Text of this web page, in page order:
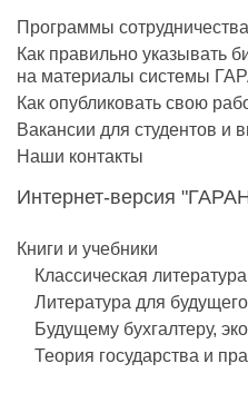
Программы сотрудничества
Как правильно указывать
на материалы системы
Как опубликовать свою
Вакансии для студентов и
Наши контакты
Интернет-версия
Книги и учебники
Классическая литература
Литература для
Будущему бухгалтеру,
Теория государства и